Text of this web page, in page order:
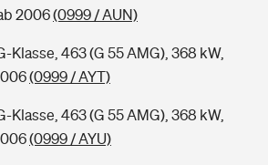
2006(0999 / AUN)
Klasse, 463 (G 55 AMG), 368 kW,
(0999 / AYT)
Klasse, 463 (G 55 AMG), 368 kW,
(0999 / AYU)